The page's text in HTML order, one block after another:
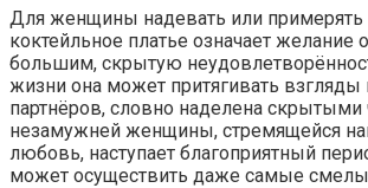
Для женщины надевать или примерять
коктейльное платье означает желание
большим, скрытую
жизни она может притягивать взгляды
партнёров, словно наделена
незамужней женщины, стремящейся
любовь, наступает благоприятный
может осуществить даже самые